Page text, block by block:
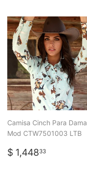
Camisa Cinch Para Dama
Mod CTW7501003 LTB
PRECIO
HABITUAL
$ 1,44833